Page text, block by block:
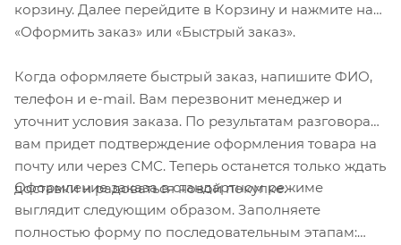
корзину. Далее перейдите в Корзину и нажмите на
«Оформить заказ» или «Быстрый заказ».
Когда оформляете быстрый заказ, напишите ФИО,
телефон и e-mail. Вам перезвонит менеджер и
уточнит условия заказа. По результатам разговора
вам придет подтверждение оформления товара на
почту или через СМС. Теперь останется только ждать
доставки и радоваться новой покупке.
Оформление заказа в стандартном режиме
выглядит следующим образом. Заполняете
полностью форму по последовательным этапам: